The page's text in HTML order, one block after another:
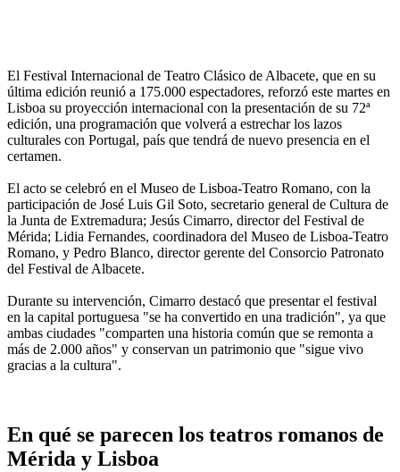
El Festival Internacional de Teatro Clásico de Albacete, que en su
última edición reunió a 175.000 espectadores, reforzó este martes en
Lisboa su proyección internacional con la presentación de su 72ª
edición, una programación que volverá a estrechar los lazos
culturales con Portugal, país que tendrá de nuevo presencia en el
certamen.
El acto se celebró en el Museo de Lisboa-Teatro Romano, con la
participación de José Luis Gil Soto, secretario general de Cultura de
la Junta de Extremadura; Jesús Cimarro, director del Festival de
Mérida; Lidia Fernandes, coordinadora del Museo de Lisboa-Teatro
Romano, y Pedro Blanco, director gerente del Consorcio Patronato
del Festival de Albacete.
Durante su intervención, Cimarro destacó que presentar el festival
en la capital portuguesa "se ha convertido en una tradición", ya que
ambas ciudades "comparten una historia común que se remonta a
más de 2.000 años" y conservan un patrimonio que "sigue vivo
gracias a la cultura".
En qué se parecen los teatros romanos de
Mérida y Lisboa